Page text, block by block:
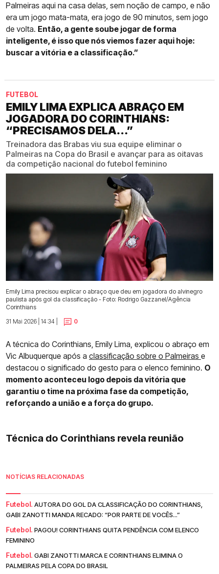
Palmeiras aqui na casa delas, sem noção de campo, e não
era um jogo mata-mata, era jogo de 90 minutos, sem jogo
de volta. Então, a gente soube jogar de forma
inteligente, é isso que nós viemos fazer aqui hoje:
buscar a vitória e a classificação.”
FUTEBOL
EMILY LIMA EXPLICA ABRAÇO EM
JOGADORA DO CORINTHIANS:
“PRECISAMOS DELA...”
Treinadora das Brabas viu sua equipe eliminar o
Palmeiras na Copa do Brasil e avançar para as oitavas
da competição nacional do futebol feminino
Emily Lima precisou explicar o abraço que deu em jogadora do alvinegro
paulista após gol da classificação - Foto: Rodrigo Gazzanel/Agência
Corinthians
31 Mai 2026 | 14:34 |
0
A técnica do Corinthians, Emily Lima, explicou o abraço em
Vic Albuquerque após a classificação sobre o Palmeiras e
destacou o significado do gesto para o elenco feminino. O
momento aconteceu logo depois da vitória que
garantiu o time na próxima fase da competição,
reforçando a união e a força do grupo.
Técnica do Corinthians revela reunião
NOTÍCIAS RELACIONADAS
Futebol. AUTORA DO GOL DA CLASSIFICAÇÃO DO CORINTHIANS,
GABI ZANOTTI MANDA RECADO: “POR PARTE DE VOCÊS...”
Futebol. PAGOU! CORINTHIANS QUITA PENDÊNCIA COM ELENCO
FEMININO
Futebol. GABI ZANOTTI MARCA E CORINTHIANS ELIMINA O
PALMEIRAS PELA COPA DO BRASIL